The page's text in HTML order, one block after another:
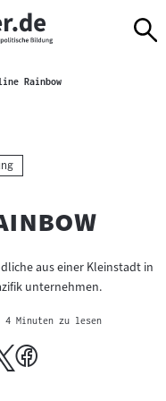
RainbowAktuelle Seite
"
aus einer Kleinstadt in
unternehmen.
, 4 Minuten zu lesen